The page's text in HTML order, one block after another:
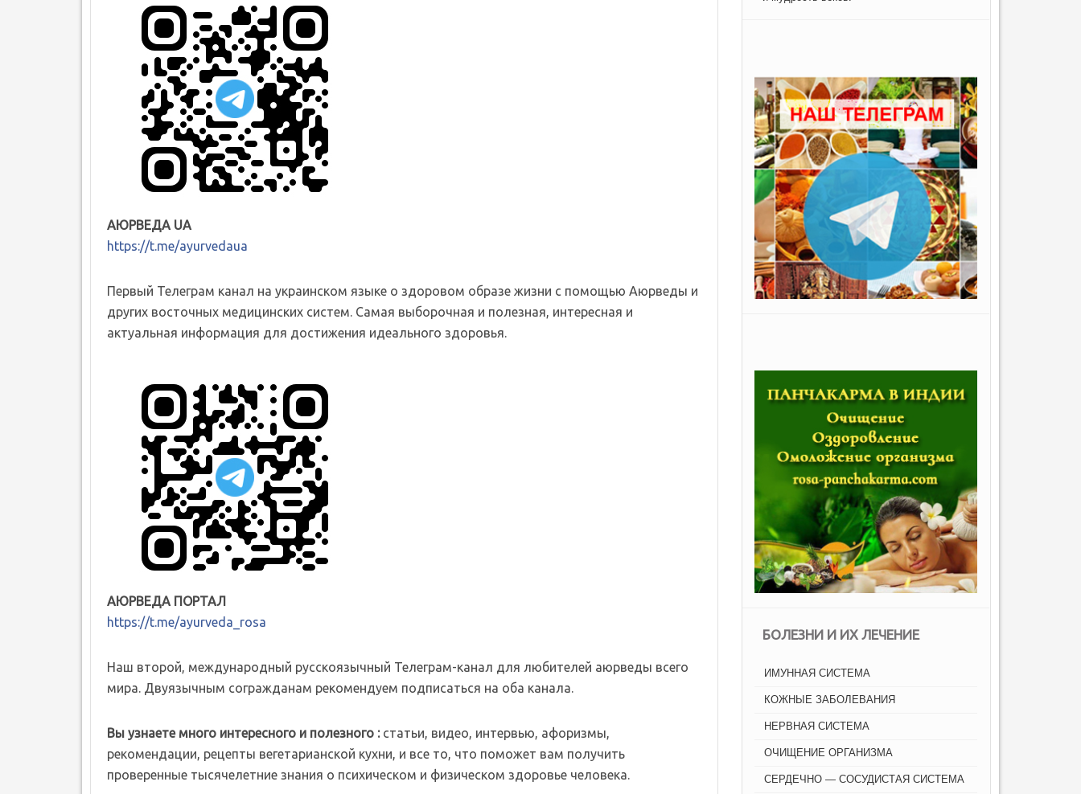
АЮРВЕДА UA
https://t.me/ayurvedaua
Первый Телеграм канал на украинском языке о здоровом образе жизни с помощью Аюрведы и
других восточных медицинских систем. Самая выборочная и полезная, интересная и
актуальная информация для достижения идеального здоровья.
АЮРВЕДА ПОРТАЛ
https://t.me/ayurveda_rosa
Наш второй, международный русскоязычный Телеграм-канал для любителей аюрведы всего
мира. Двуязычным согражданам рекомендуем подписаться на оба канала.
Вы узнаете много интересного и полезного : статьи, видео, интервью, афоризмы,
рекомендации, рецепты вегетарианской кухни, и все то, что поможет вам получить
проверенные тысячелетние знания о психическом и физическом здоровье человека.
БОЛЕЗНИ И ИХ ЛЕЧЕНИЕ
ИМУННАЯ СИСТЕМА
КОЖНЫЕ ЗАБОЛЕВАНИЯ
НЕРВНАЯ СИСТЕМА
ОЧИЩЕНИЕ ОРГАНИЗМА
СЕРДЕЧНО — СОСУДИСТАЯ СИСТЕМА